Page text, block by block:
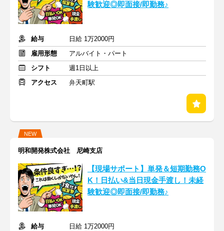
験歓迎◎即面接/即勤務♪
給与
日給 1万2000円
雇用形態
アルバイト・パート
シフト
週1日以上
アクセス
弁天町駅
NEW
明和開発株式会社 尼崎支店
【現場サポート】単発＆短期勤務O
K！日払い&当日現金手渡し！未経
験歓迎◎即面接/即勤務♪
給与
日給 1万2000円